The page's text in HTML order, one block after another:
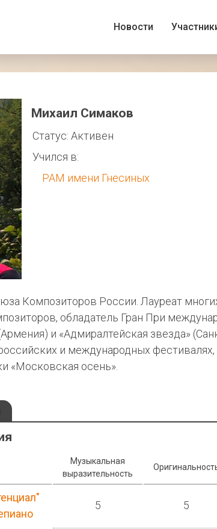
Новости
Михаил Симаков
Статус: Активен
Учился в:
РАМ имени Гнесиных
Композиторов России. Лауреат
обладатель Гран При
и «Адмиралтейская звезда»
и международных
«Московская осень».
Музыкальная
выразительность
5 5